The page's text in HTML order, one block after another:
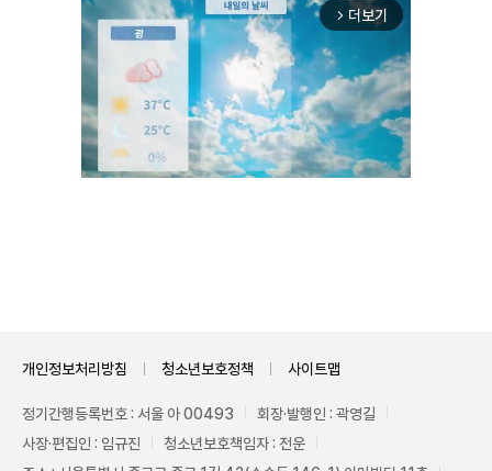
arrow_forward_ios 더보기
개인정보처리방침 청소년보호정책 사이트맵
정기간행등록번호 : 서울 아 00493
회장·발행인 : 곽영길
사장·편집인 : 임규진
청소년보호책임자 : 전운